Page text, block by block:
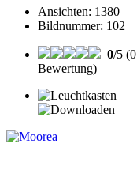
Ansichten: 1380
Bildnummer: 102
0/5 (0
Bewertung)